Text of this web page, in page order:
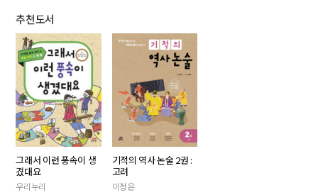
추천도서
그래서 이런 풍속이 생
겼대요
우리누리
기적의 역사 논술 2권 :
고려
이정은